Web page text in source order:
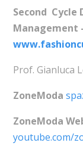
Second Cycle
Management
Prof. Gianluca
ZoneModa
ZoneModa
youtube.com/